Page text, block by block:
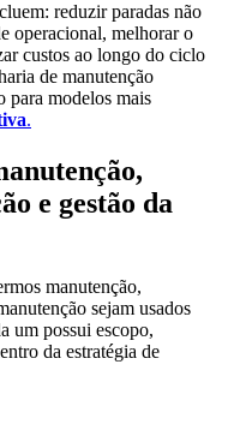
reduzir paradas não
operacional, melhorar o
custos ao longo do ciclo
de manutenção
para modelos mais
.
e gestão da
manutenção,
sejam usados
um possui escopo,
da estratégia de